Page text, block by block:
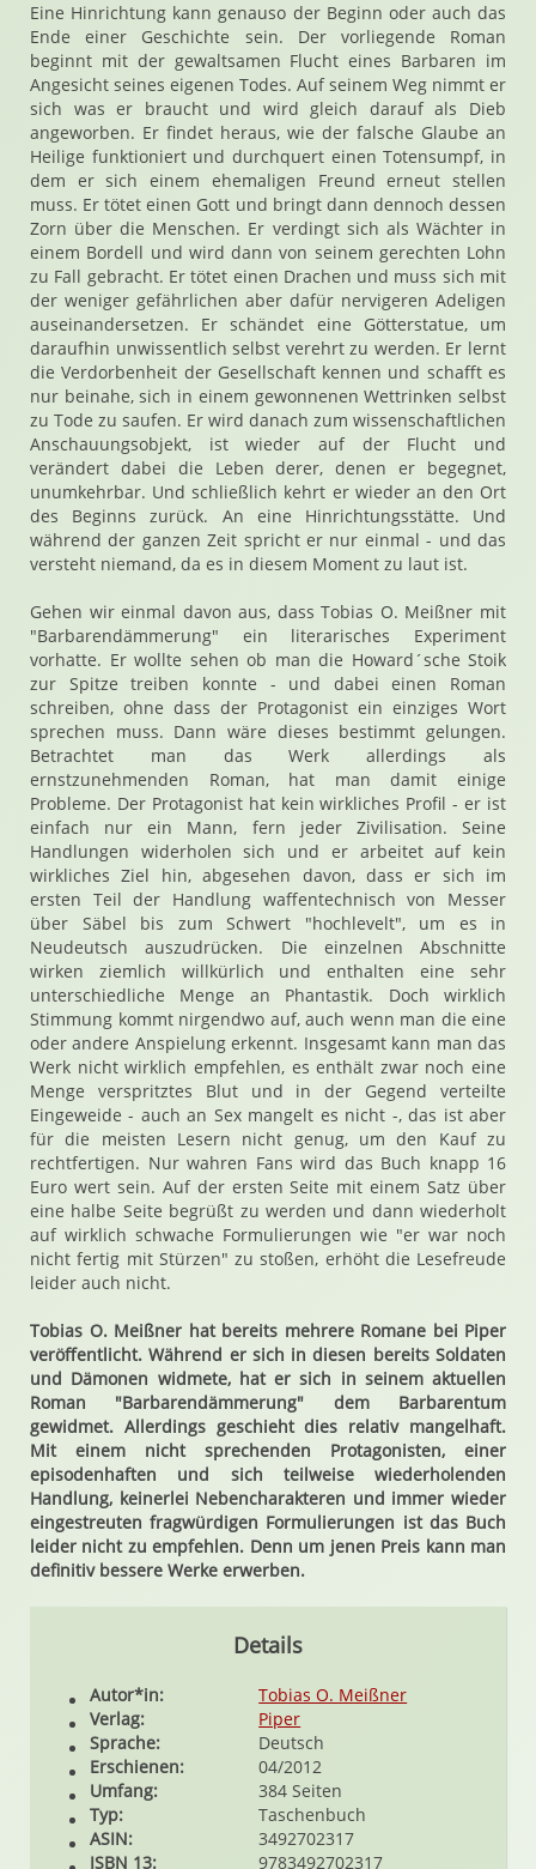
Eine Hinrichtung kann genauso der Beginn oder auch das
Ende einer Geschichte sein. Der vorliegende Roman
beginnt mit der gewaltsamen Flucht eines Barbaren im
Angesicht seines eigenen Todes. Auf seinem Weg nimmt er
sich was er braucht und wird gleich darauf als Dieb
angeworben. Er findet heraus, wie der falsche Glaube an
Heilige funktioniert und durchquert einen Totensumpf, in
dem er sich einem ehemaligen Freund erneut stellen
muss. Er tötet einen Gott und bringt dann dennoch dessen
Zorn über die Menschen. Er verdingt sich als Wächter in
einem Bordell und wird dann von seinem gerechten Lohn
zu Fall gebracht. Er tötet einen Drachen und muss sich mit
der weniger gefährlichen aber dafür nervigeren Adeligen
auseinandersetzen. Er schändet eine Götterstatue, um
daraufhin unwissentlich selbst verehrt zu werden. Er lernt
die Verdorbenheit der Gesellschaft kennen und schafft es
nur beinahe, sich in einem gewonnenen Wettrinken selbst
zu Tode zu saufen. Er wird danach zum wissenschaftlichen
Anschauungsobjekt, ist wieder auf der Flucht und
verändert dabei die Leben derer, denen er begegnet,
unumkehrbar. Und schließlich kehrt er wieder an den Ort
des Beginns zurück. An eine Hinrichtungsstätte. Und
während der ganzen Zeit spricht er nur einmal - und das
versteht niemand, da es in diesem Moment zu laut ist.
Gehen wir einmal davon aus, dass Tobias O. Meißner mit
"Barbarendämmerung" ein literarisches Experiment
vorhatte. Er wollte sehen ob man die Howard´sche Stoik
zur Spitze treiben konnte - und dabei einen Roman
schreiben, ohne dass der Protagonist ein einziges Wort
sprechen muss. Dann wäre dieses bestimmt gelungen.
Betrachtet man das Werk allerdings als
ernstzunehmenden Roman, hat man damit einige
Probleme. Der Protagonist hat kein wirkliches Profil - er ist
einfach nur ein Mann, fern jeder Zivilisation. Seine
Handlungen widerholen sich und er arbeitet auf kein
wirkliches Ziel hin, abgesehen davon, dass er sich im
ersten Teil der Handlung waffentechnisch von Messer
über Säbel bis zum Schwert "hochlevelt", um es in
Neudeutsch auszudrücken. Die einzelnen Abschnitte
wirken ziemlich willkürlich und enthalten eine sehr
unterschiedliche Menge an Phantastik. Doch wirklich
Stimmung kommt nirgendwo auf, auch wenn man die eine
oder andere Anspielung erkennt. Insgesamt kann man das
Werk nicht wirklich empfehlen, es enthält zwar noch eine
Menge verspritztes Blut und in der Gegend verteilte
Eingeweide - auch an Sex mangelt es nicht -, das ist aber
für die meisten Lesern nicht genug, um den Kauf zu
rechtfertigen. Nur wahren Fans wird das Buch knapp 16
Euro wert sein. Auf der ersten Seite mit einem Satz über
eine halbe Seite begrüßt zu werden und dann wiederholt
auf wirklich schwache Formulierungen wie "er war noch
nicht fertig mit Stürzen" zu stoßen, erhöht die Lesefreude
leider auch nicht.
Tobias O. Meißner hat bereits mehrere Romane bei Piper
veröffentlicht. Während er sich in diesen bereits Soldaten
und Dämonen widmete, hat er sich in seinem aktuellen
Roman "Barbarendämmerung" dem Barbarentum
gewidmet. Allerdings geschieht dies relativ mangelhaft.
Mit einem nicht sprechenden Protagonisten, einer
episodenhaften und sich teilweise wiederholenden
Handlung, keinerlei Nebencharakteren und immer wieder
eingestreuten fragwürdigen Formulierungen ist das Buch
leider nicht zu empfehlen. Denn um jenen Preis kann man
definitiv bessere Werke erwerben.
Details
Autor*in:
Tobias O. Meißner
Verlag:
Piper
Sprache:
Deutsch
Erschienen:
04/2012
Umfang:
384 Seiten
Typ:
Taschenbuch
ASIN:
3492702317
ISBN 13:
9783492702317